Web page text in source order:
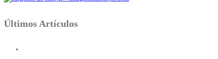
Últimos Artículos